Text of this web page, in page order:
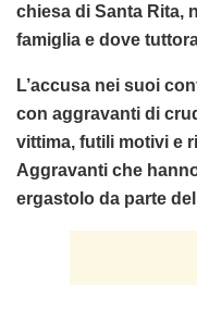
chiesa di Santa Rita,
famiglia e dove
L’accusa nei suoi
con aggravanti di
vittima, futili motivi e
Aggravanti che
ergastolo da parte